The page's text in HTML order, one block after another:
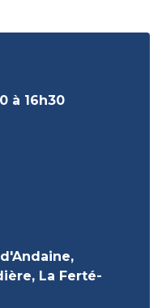
à 16h30
La Ferté-